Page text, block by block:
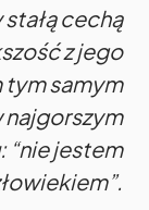
cechą
z jego
tym samym
najgorszym
“nie jestem